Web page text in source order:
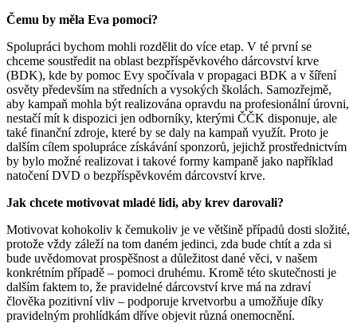
Čemu by měla Eva pomoci?
Spolupráci bychom mohli rozdělit do více etap. V té první se
chceme soustředit na oblast bezpříspěvkového dárcovství krve
(BDK), kde by pomoc Evy spočívala v propagaci BDK a v šíření
osvěty především na středních a vysokých školách. Samozřejmě,
aby kampaň mohla být realizována opravdu na profesionální úrovni,
nestačí mít k dispozici jen odborníky, kterými ČČK disponuje, ale
také finanční zdroje, které by se daly na kampaň využít. Proto je
dalším cílem spolupráce získávání sponzorů, jejichž prostřednictvím
by bylo možné realizovat i takové formy kampaně jako například
natočení DVD o bezpříspěvkovém dárcovství krve.
Jak chcete motivovat mladé lidi, aby krev darovali?
Motivovat kohokoliv k čemukoliv je ve většině případů dosti složité,
protože vždy záleží na tom daném jedinci, zda bude chtít a zda si
bude uvědomovat prospěšnost a důležitost dané věci, v našem
konkrétním případě – pomoci druhému. Kromě této skutečnosti je
dalším faktem to, že pravidelné dárcovství krve má na zdraví
člověka pozitivní vliv – podporuje krvetvorbu a umožňuje díky
pravidelným prohlídkám dříve objevit různá onemocnění.